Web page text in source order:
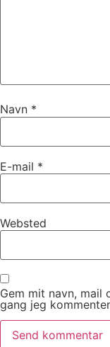
Navn *
E-mail *
Websted
Gem mit navn,
gang jeg